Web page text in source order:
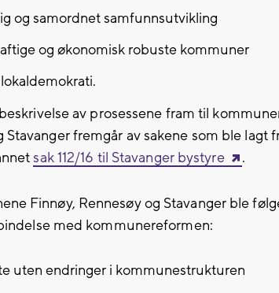
og samordnet samfunnsutvikling
og økonomisk robuste kommuner
av prosessene fram til
Stavanger fremgår av sakene som ble
sak 112/16 til Stavanger bystyre .
Finnøy, Rennesøy og Stavanger ble
med kommunereformen:
uten endringer i kommunestrukturen